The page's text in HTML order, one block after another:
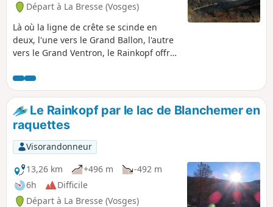
Départ à La Bresse (Vosges)
Là où la ligne de crête se scinde en
deux, l'une vers le Grand Ballon, l'autre
vers le Grand Ventron, le Rainkopf offre
long du parcours les points d'intérêts
sont nombreux, le Lac de Blanchemer et
sa tourbière flottante, le Lac de La Lande
et son barrage, la Chaume du Firsmiss,
la très belle tourbière de Machais, les
cirques glaciaires et leurs pierriers, les
vues sur les sommets vosgiens et
alsaciens ainsi que sur les vallées de la
Fecht et de la Thur.
Le Rainkopf par le lac de Blanchemer en
raquettes
Visorandonneur
13,26 km
+496 m
-492 m
6h
Difficile
Départ à La Bresse (Vosges)